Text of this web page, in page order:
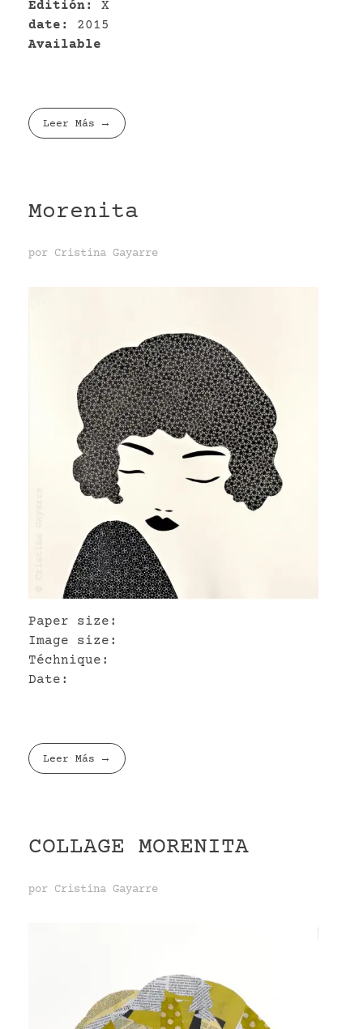
Editión:
X
date:
2015
Available
Leer Más
Morenita
por Cristina Gayarre
Paper size:
Image size:
Téchnique:
Date:
Leer Más
COLLAGE MORENITA
por Cristina Gayarre